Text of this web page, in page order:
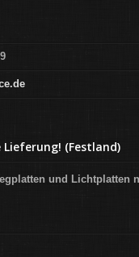
(Festland)
und Lichtplatten